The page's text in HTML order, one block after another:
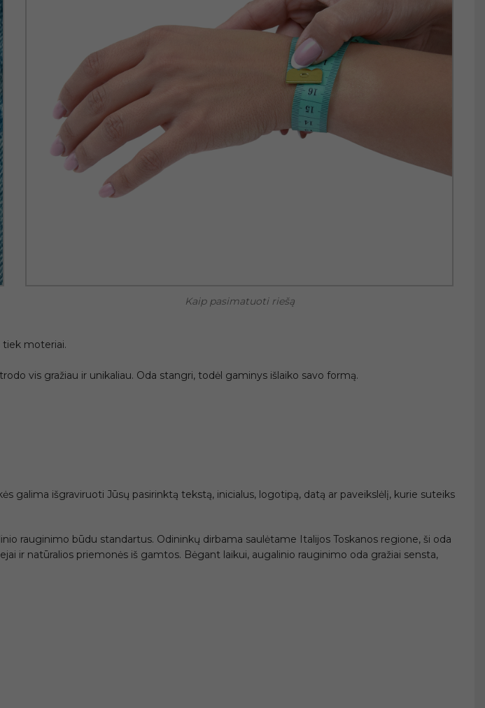
Kaip pasimatuoti riešą
tiek moteriai.
vis gražiau ir unikaliau. Oda stangri, todėl gaminys išlaiko savo formą.
galima išgraviruoti Jūsų pasirinktą tekstą, inicialus, logotipą, datą ar paveikslėlį, kurie suteiks
rauginimo būdu standartus. Odininkų dirbama saulėtame Italijos Toskanos regione, ši oda
ir natūralios priemonės iš gamtos. Bėgant laikui, augalinio rauginimo oda gražiai sensta,